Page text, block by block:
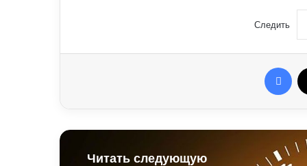
Следить
Читать следующую